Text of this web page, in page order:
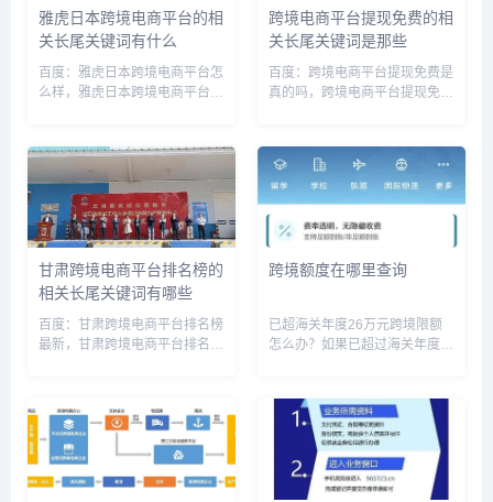
雅虎日本跨境电商平台的相
关长尾关键词有什么
百度：雅虎日本跨境电商平台怎
么样，雅虎日本跨境电商平台官
日本代购网站官网，日本雅虎海
淘官网，雅虎日本官网上，雅虎
日本代理商，雅虎日本购物网
站，日...
跨境电商平台提现免费的相
关长尾关键词是那些
百度：跨境电商平台提现免费是
真的吗，跨境电商平台提现免费
提现需要注意，跨境电商提现到
个人账号怎么做账，跨境电商额
度怎...
甘肃跨境电商平台排名榜的
相关长尾关键词有哪些
百度：甘肃跨境电商平台排名榜
最新，甘肃跨境电商平台排名榜
甘肃电商货源，甘肃电商交易额
创新高，甘肃电商能发展起来
吗，甘肃...
跨境额度在哪里查询
已超海关年度26万元跨境限额
怎么办？如果已超过海关年度
报超额部分，可能会面临被罚款
或者没收货物的风险。所以，建
议在海外购物前了解海关进口税
相关政...